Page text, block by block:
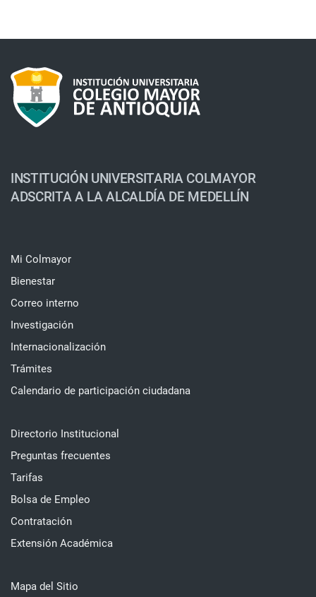
INSTITUCIÓN UNIVERSITARIA COLMAYOR
ADSCRITA A LA ALCALDÍA DE MEDELLÍN
Mi Colmayor
Bienestar
Correo interno
Investigación
Internacionalización
Trámites
Calendario de participación ciudadana
Directorio Institucional
Preguntas frecuentes
Tarifas
Bolsa de Empleo
Contratación
Extensión Académica
Mapa del Sitio